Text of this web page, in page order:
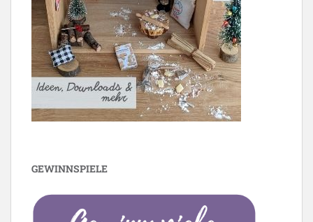
GEWINNSPIELE